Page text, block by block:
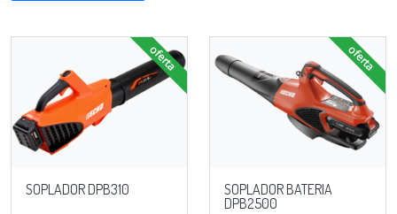
SOPLADOR DPB310
oferta
SOPLADOR BATERIA
DPB2500
oferta